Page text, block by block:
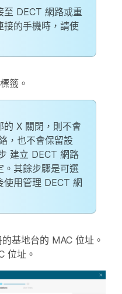
至 DECT 網路或重
接的手機時，請使
籤。
的 X 關閉，則不會
，也不會保留設
建立 DECT 網路
。其餘步驟是可選
使用管理 DECT 網
基地台的 MAC 位址。
位址。